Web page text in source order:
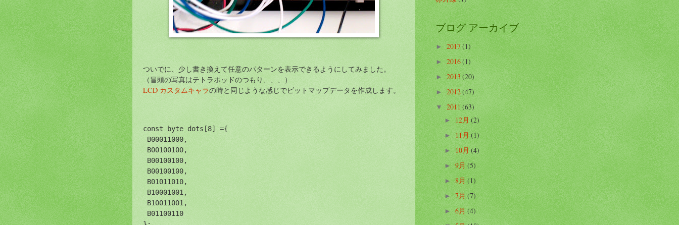
ついでに、少し書き換えて任意のパターンを表示できるようにしてみました。
（冒頭の写真はテトラポッドのつもり、、、）
LCD カスタムキャラの時と同じような感じでビットマップデータを作成します。
const byte dots[8] ={
B00011000,
B00100100,
B00100100,
B00100100,
B01011010,
B10001001,
B10011001,
B01100110
ブログ アーカイブ
►2017(1)
►2016(1)
►2013(20)
►2012(47)
▼2011(63)
►12月(2)
►11月(1)
► 10月(4)
►9月(5)
►8月(1)
►7月(7)
► 6月(4)